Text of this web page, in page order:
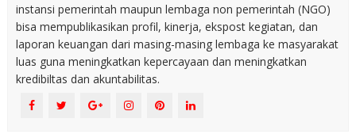
instansi pemerintah maupun lembaga non pemerintah (NGO)
bisa mempublikasikan profil, kinerja, ekspost kegiatan, dan
laporan keuangan dari masing-masing lembaga ke masyarakat
luas guna meningkatkan kepercayaan dan meningkatkan
kredibiltas dan akuntabilitas.